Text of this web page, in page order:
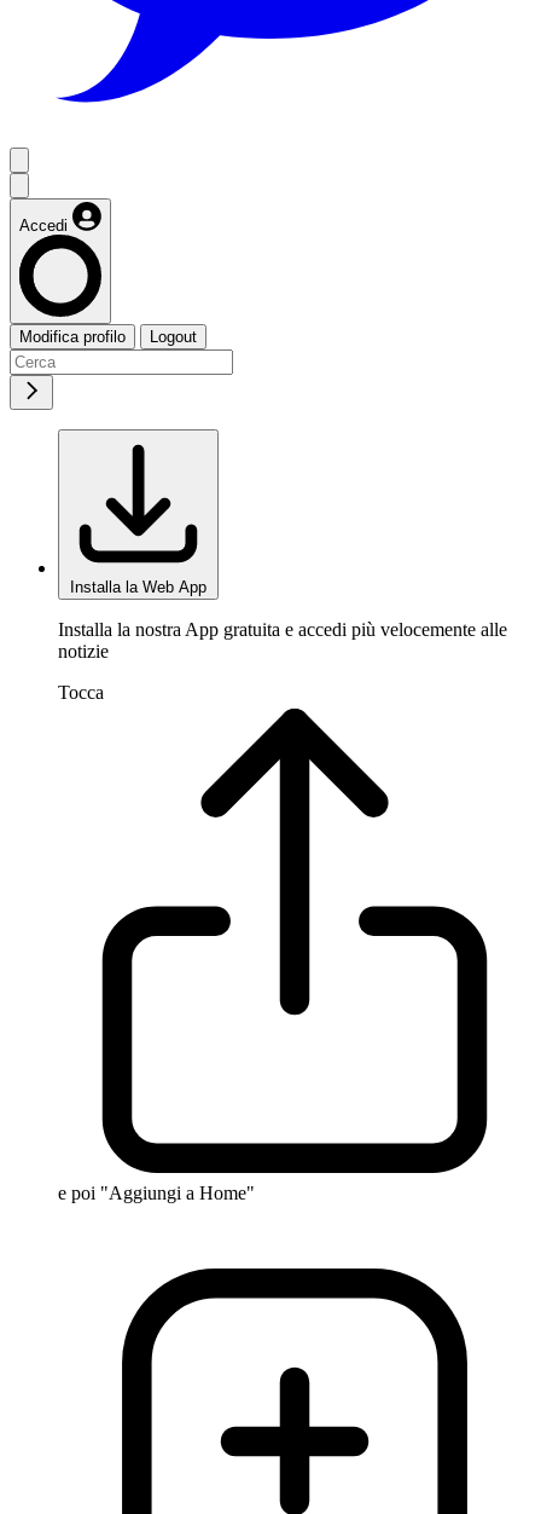
Accedi
Modifica profilo Logout
Installa la Web App
Installa la nostra App gratuita e accedi più velocemente alle
notizie
Tocca
e poi "Aggiungi a Home"